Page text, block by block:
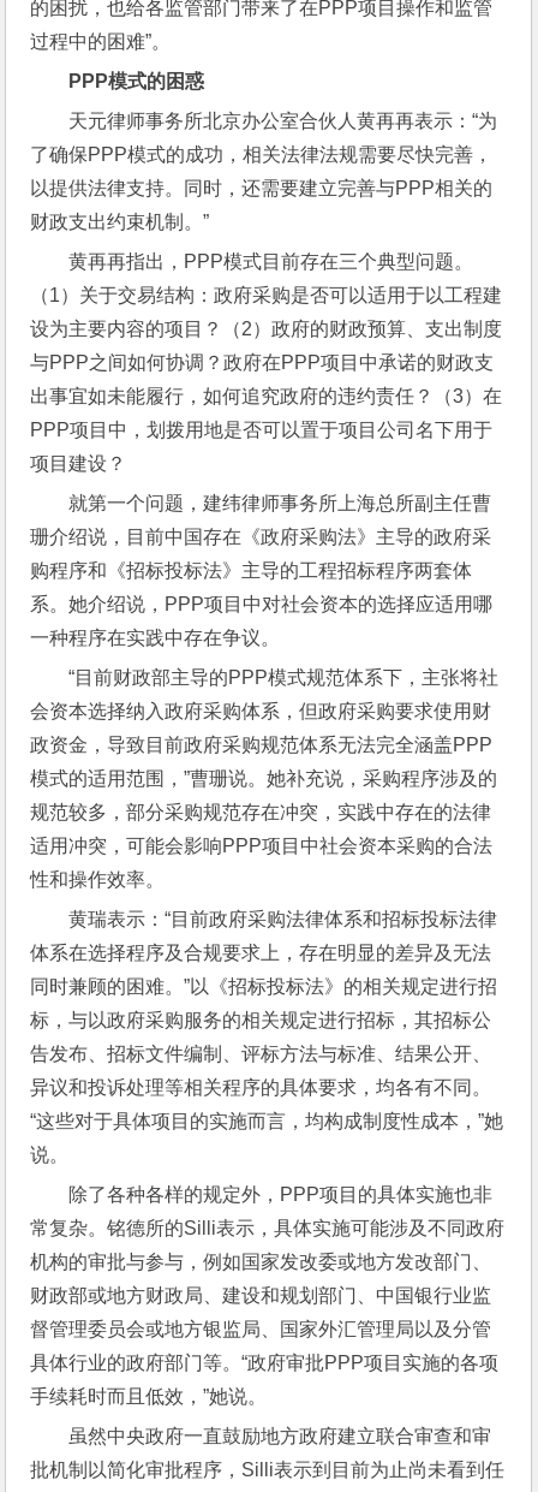
的困扰，也给各监管部门带来了在PPP项目操作和监管
过程中的困难”。
PPP模式的困惑
天元律师事务所北京办公室合伙人黄再再表示：“为
了确保PPP模式的成功，相关法律法规需要尽快完善，
以提供法律支持。同时，还需要建立完善与PPP相关的
财政支出约束机制。”
黄再再指出，PPP模式目前存在三个典型问题。
（1）关于交易结构：政府采购是否可以适用于以工程建
设为主要内容的项目？（2）政府的财政预算、支出制度
与PPP之间如何协调？政府在PPP项目中承诺的财政支
出事宜如未能履行，如何追究政府的违约责任？（3）在
PPP项目中，划拨用地是否可以置于项目公司名下用于
项目建设？
就第一个问题，建纬律师事务所上海总所副主任曹
珊介绍说，目前中国存在《政府采购法》主导的政府采
购程序和《招标投标法》主导的工程招标程序两套体
系。她介绍说，PPP项目中对社会资本的选择应适用哪
一种程序在实践中存在争议。
“目前财政部主导的PPP模式规范体系下，主张将社
会资本选择纳入政府采购体系，但政府采购要求使用财
政资金，导致目前政府采购规范体系无法完全涵盖PPP
模式的适用范围，”曹珊说。她补充说，采购程序涉及的
规范较多，部分采购规范存在冲突，实践中存在的法律
适用冲突，可能会影响PPP项目中社会资本采购的合法
性和操作效率。
黄瑞表示：“目前政府采购法律体系和招标投标法律
体系在选择程序及合规要求上，存在明显的差异及无法
同时兼顾的困难。”以《招标投标法》的相关规定进行招
标，与以政府采购服务的相关规定进行招标，其招标公
告发布、招标文件编制、评标方法与标准、结果公开、
异议和投诉处理等相关程序的具体要求，均各有不同。
“这些对于具体项目的实施而言，均构成制度性成本，”她
说。
除了各种各样的规定外，PPP项目的具体实施也非
常复杂。铭德所的Silli表示，具体实施可能涉及不同政府
机构的审批与参与，例如国家发改委或地方发改部门、
财政部或地方财政局、建设和规划部门、中国银行业监
督管理委员会或地方银监局、国家外汇管理局以及分管
具体行业的政府部门等。“政府审批PPP项目实施的各项
手续耗时而且低效，”她说。
虽然中央政府一直鼓励地方政府建立联合审查和审
批机制以简化审批程序，Silli表示到目前为止尚未看到任